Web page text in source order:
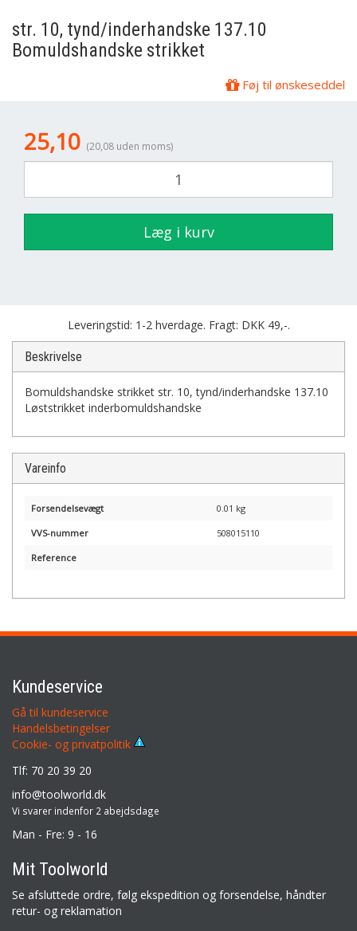
str. 10, tynd/inderhandske 137.10
Bomuldshandske strikket
Føj til ønskeseddel
25,10 (20,08 uden moms)
Læg i kurv
Leveringstid: 1-2 hverdage. Fragt: DKK 49,-.
Beskrivelse
Bomuldshandske strikket str. 10, tynd/inderhandske 137.10
Løststrikket inderbomuldshandske
Vareinfo
Forsendelsevægt 0.01 kg
VVS-nummer 508015110
Reference
Kundeservice
Gå til kundeservice
Handelsbetingelser
Cookie- og privatpolitik
Tlf: 70 20 39 20
info@toolworld.dk
Vi svarer indenfor 2 abejdsdage
Man - Fre: 9 - 16
Mit Toolworld
Se afsluttede ordre, følg ekspedition og forsendelse, håndter
retur- og reklamation